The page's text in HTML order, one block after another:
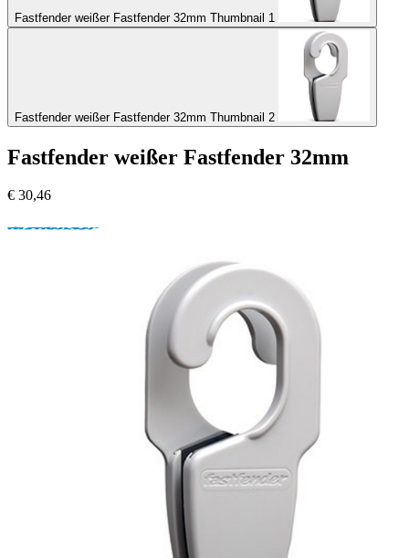
Fastfender weißer Fastfender 32mm Thumbnail 1
Fastfender weißer Fastfender 32mm Thumbnail 2
Fastfender weißer Fastfender 32mm
€ 30,46